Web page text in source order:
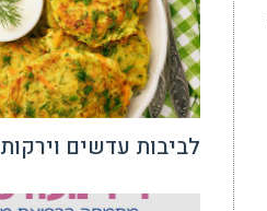
לביבות עדשים וירקות